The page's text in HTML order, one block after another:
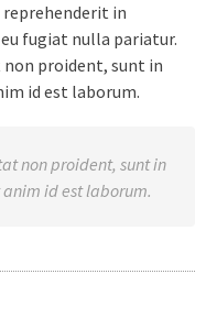
reprehenderit in
fugiat nulla pariatur.
proident, sunt in
id est laborum.
non proident, sunt in
id est laborum.